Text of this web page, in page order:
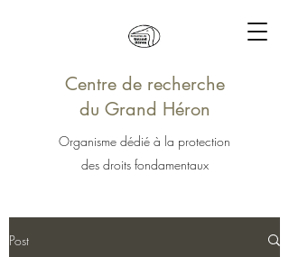
Centre de recherche
du Grand Héron
Organisme dédié à la protection
des droits fondamentaux
Post